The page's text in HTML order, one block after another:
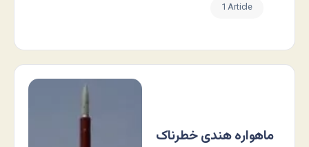
1 Article
ماهواره هندی خطرناک